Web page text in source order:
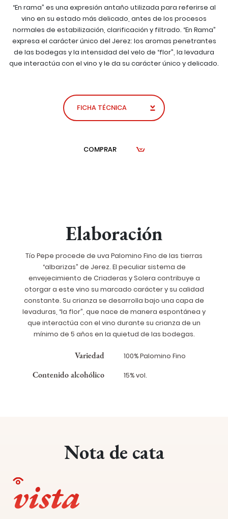
“En rama” es una expresión antaño utilizada para referirse al
vino en su estado más delicado, antes de los procesos
normales de estabilización, clarificación y filtrado. “En Rama”
expresa el carácter único del Jerez: los aromas penetrantes
de las bodegas y la intensidad del velo de “flor”, la levadura
que interactúa con el vino y le da su carácter único y delicado.
COMPRAR
FICHA TÉCNICA
Elaboración
Tío Pepe procede de uva Palomino Fino de las tierras
“albarizas” de Jerez. El peculiar sistema de
envejecimiento de Criaderas y Solera contribuye a
otorgar a este vino su marcado carácter y su calidad
constante. Su crianza se desarrolla bajo una capa de
levaduras, “la flor”, que nace de manera espontánea y
que interactúa con el vino durante su crianza de un
mínimo de 5 años en la quietud de las bodegas.
Variedad 100% Palomino Fino
Contenido alcohólico 15% vol.
Nota de cata
vista